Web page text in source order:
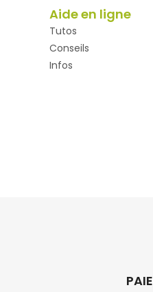
Aide en ligne
Tutos
Conseils
Infos